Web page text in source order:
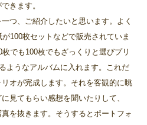
きます。
つ、ご紹介したいと思います。よく
100枚セットなどで販売されていま
でも100枚でもざっくりと選びプリ
ようなアルバムに入れます。これだ
オが完成します。それを客観的に眺
見てもらい感想を聞いたりして、
を抜きます。そうするとポートフォ